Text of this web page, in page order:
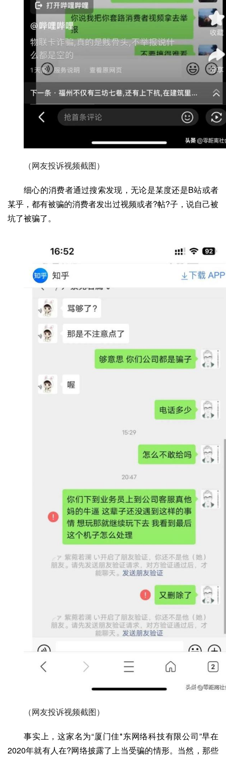
（网友投诉视频截图）
细心的消费者通过搜索发现，无论是某度还是B站或者
某乎，都有被骗的消费者发出过视频或者?帖?子，说自己被
坑了被骗了。
（网友投诉视频截图）
事实上，这家名为“厦门佳*东网络科技有限公司”早在
2020年就有人在?网络披露了上当受骗的情形。当然，那些